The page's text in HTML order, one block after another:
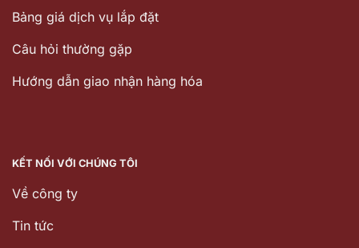
Bảng giá dịch vụ lắp đặt
Câu hỏi thường gặp
Hướng dẫn giao nhận hàng hóa
KẾT NỐI VỚI CHÚNG TÔI
Về công ty
Tin tức